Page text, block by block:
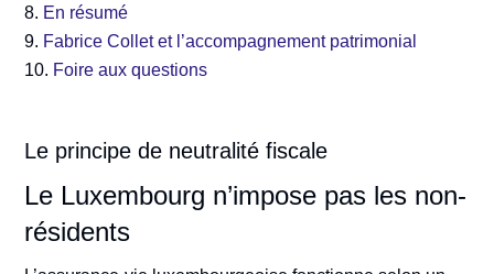
En résumé
Fabrice Collet et l’accompagnement patrimonial
Foire aux questions
Le principe de neutralité fiscale
Le Luxembourg n’impose pas les non-
résidents